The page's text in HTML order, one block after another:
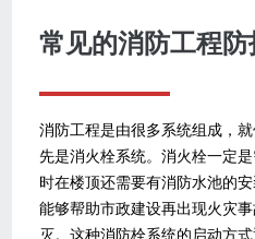
常见的消防工程
消防工程是由很多系统组成，
先是消火栓系统。消火栓一定
时在楼顶还需要有消防水池的
能够帮助市政建设再出现火灾
灭。这种消防栓系统的启动方式